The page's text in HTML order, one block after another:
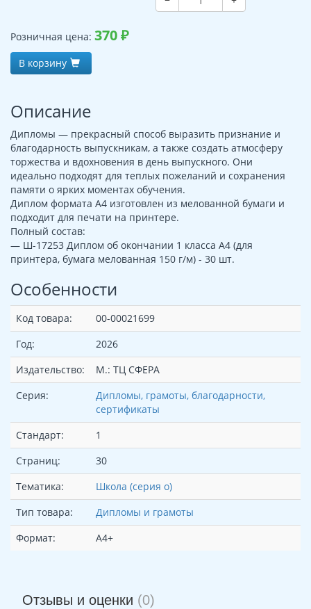
Розничная цена: 370₽
В корзину
Описание
Дипломы — прекрасный способ выразить признание и
благодарность выпускникам, а также создать атмосферу
торжества и вдохновения в день выпускного. Они
идеально подходят для теплых пожеланий и сохранения
памяти о ярких моментах обучения.
Диплом формата А4 изготовлен из мелованной бумаги и
подходит для печати на принтере.
Полный состав:
— Ш-17253 Диплом об окончании 1 класса А4 (для
принтера, бумага мелованная 150 г/м) - 30 шт.
Особенности
Код товара:
00-00021699
Год:
2026
Издательство:
М.: ТЦ СФЕРА
Серия:
Дипломы, грамоты, благодарности,
сертификаты
Стандарт:
1
Страниц:
30
Тематика:
Школа (серия о)
Тип товара:
Дипломы и грамоты
Формат:
А4+
Отзывы и оценки (0)